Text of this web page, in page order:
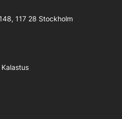
117 28 Stockholm